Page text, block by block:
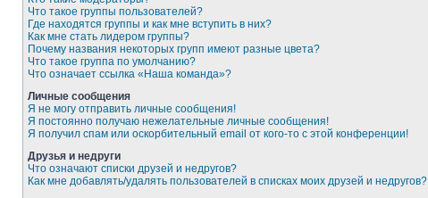
Что такое группы пользователей?
Где находятся группы и как мне вступить в них?
Как мне стать лидером группы?
Почему названия некоторых групп имеют разные цвета?
Что такое группа по умолчанию?
Что означает ссылка «Наша команда»?
Личные сообщения
Я не могу отправить личные сообщения!
Я постоянно получаю нежелательные личные сообщения!
Я получил спам или оскорбительный email от кого-то с этой конференции!
Друзья и недруги
Что означают списки друзей и недругов?
Как мне добавлять/удалять пользователей в списках моих друзей и недругов?